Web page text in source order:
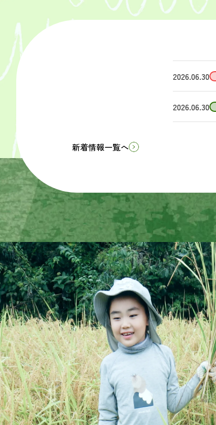
新着情報一覧へ
2026.06.30
2026.06.30